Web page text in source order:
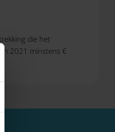
die het
2021 minstens €